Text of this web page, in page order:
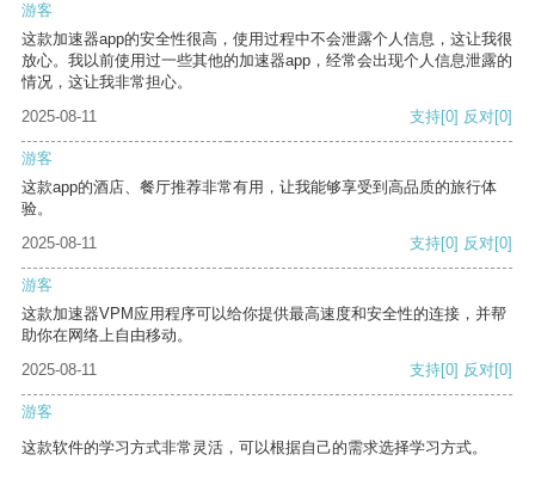
游客
这款加速器app的安全性很高，使用过程中不会泄露个人信息，这让我很
放心。我以前使用过一些其他的加速器app，经常会出现个人信息泄露的
情况，这让我非常担心。
2025-08-11
支持[0] 反对[0]
游客
这款app的酒店、餐厅推荐非常有用，让我能够享受到高品质的旅行体
验。
2025-08-11
支持[0] 反对[0]
游客
这款加速器VPM应用程序可以给你提供最高速度和安全性的连接，并帮
助你在网络上自由移动。
2025-08-11
支持[0] 反对[0]
游客
这款软件的学习方式非常灵活，可以根据自己的需求选择学习方式。